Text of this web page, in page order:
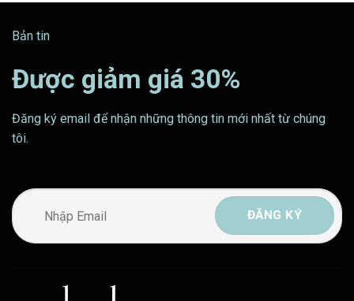
Bản tin
Được giảm giá 30%
Đăng ký email để nhận những thông tin mới nhất từ chúng
tôi.